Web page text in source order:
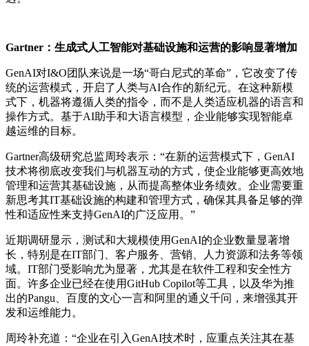
Gartner：生成式人工智能对基础设施和运营的影响显著增加
GenAI对I&O团队来说是一场“哥白尼式的革命”，它改变了传
统的运营模式，开启了人类与AI合作的新纪元。在这种新模
式下，机器将遵循人类的指令，而不是人类适应机器的语言和
操作方式。基于AI助手和大语言模型，企业能够实现智能卓
越运维的目标。
Gartner高级研究总监周玲表示：“在新的运营模式下，GenAI
技术将彻底改变我们与机器互动的方式，使企业能够更高效地
管理和运营其基础设施，从而提高整体业务绩效。企业需要重
新思考其IT基础设施的构建和管理方式，确保其具备足够的弹
性和适应性来支持GenAI的广泛应用。”
近期调研显示，测试和大规模使用GenAI的企业数量显著增
长，特别是在IT部门、客户服务、营销、人力资源和法务等领
域。IT部门受影响尤为显著，尤其是在软件工程和安全性方
面。许多企业已经在使用GitHub Copilot等工具，以及华为推
出的Pangu、百度的文心一言和阿里的通义千问，来增强其开
发和运维能力。
周玲补充道：“企业在引入GenAI技术时，应重点关注其在基